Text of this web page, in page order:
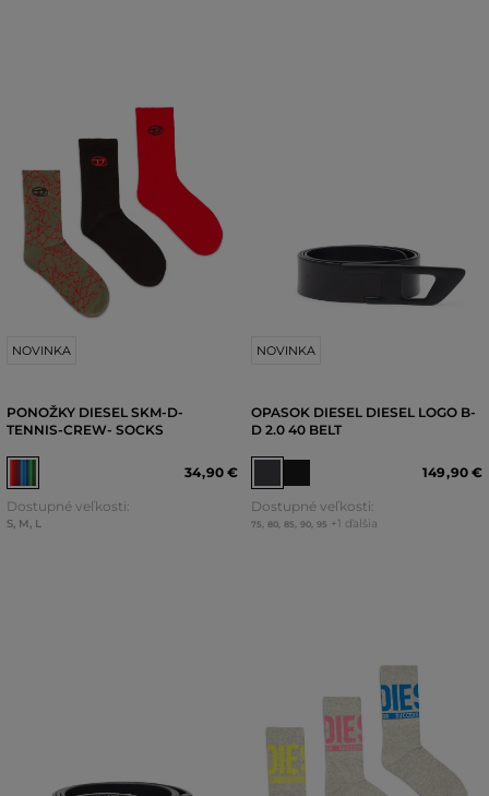
NOVINKA
PONOŽKY DIESEL SKM-D-
TENNIS-CREW- SOCKS
34,90 €
Dostupné veľkosti:
S, M, L
NOVINKA
OPASOK DIESEL DIESEL LOGO B-
D 2.0 40 BELT
149,90 €
Dostupné veľkosti:
75 80, 85 90, 95 +1 ďalšia